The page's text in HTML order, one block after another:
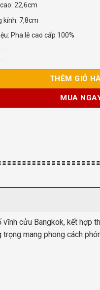
22,6cm
kính: 7,8cm
Pha lê cao cấp 100%
vang đỏ Lucaris Bangkok
THÊM GIỎ
MUA
cửu Bangkok, kết hợp
mang phong cách